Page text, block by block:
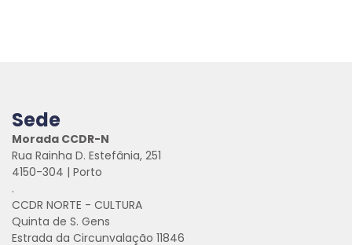
Sede
Morada CCDR-N
Rua Rainha D. Estefânia, 251
4150-304 | Porto
.
CCDR NORTE - CULTURA
Quinta de S. Gens
Estrada da Circunvalação 11846